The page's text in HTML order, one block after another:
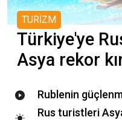
TURİZM
Türkiye'ye
Asya rekor
Rublenin
Rus turistleri